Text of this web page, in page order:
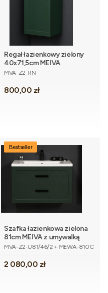
Regał łazienkowy zielony
40x71,5cm MEIVA
Kod produktu
MVA-Z2-RN
Cena
800,00 zł
Bestseller
Szafka łazienkowa zielona
81cm MEIVA z umywalką
Kod produktu
MVA-Z2-U81/46/2 + MEWA-810C
Cena
2 080,00 zł